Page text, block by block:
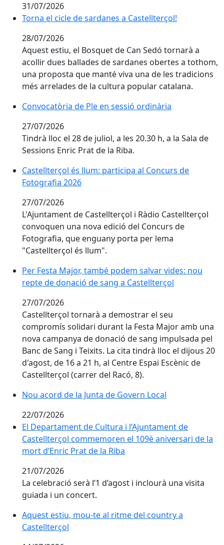
31/07/2026
Torna el cicle de sardanes a Castellterçol!
Torna el cicle de sardanes a Castellterçol!
28/07/2026
Aquest estiu, el Bosquet de Can Sedó tornarà a
acollir dues ballades de sardanes obertes a tothom,
una proposta que manté viva una de les tradicions
més arrelades de la cultura popular catalana.
Convocatòria de Ple en sessió ordinària
Convocatòria de Ple en sessió ordinària
27/07/2026
Tindrà lloc el 28 de juliol, a les 20.30 h, a la Sala de
Sessions Enric Prat de la Riba.
Castellterçol és llum: participa al Concurs de
Castellterçol és llum: participa al Concurs de
Fotografia 2026
27/07/2026
L'Ajuntament de Castellterçol i Ràdio Castellterçol
convoquen una nova edició del Concurs de
Fotografia, que enguany porta per lema
"Castellterçol és llum".
Per Festa Major, també podem salvar vides: nou
Per Festa Major, també podem salvar vides: nou
repte de donació de sang a Castellterçol
27/07/2026
Castellterçol tornarà a demostrar el seu
compromís solidari durant la Festa Major amb una
nova campanya de donació de sang impulsada pel
Banc de Sang i Teixits. La cita tindrà lloc el dijous 20
d'agost, de 16 a 21 h, al Centre Espai Escènic de
Castellterçol (carrer del Racó, 8).
Nou acord de la Junta de Govern Local
Nou acord de la Junta de Govern Local
22/07/2026
El Departament de Cultura i l’Ajuntament de
El Departament de Cultura i l’Ajuntament de
Castellterçol commemoren el 109è aniversari de la
mort d’Enric Prat de la Riba
21/07/2026
La celebració serà l’1 d’agost i inclourà una visita
guiada i un concert.
Aquest estiu, mou-te al ritme del country a
Aquest estiu, mou-te al ritme del country a
Castellterçol